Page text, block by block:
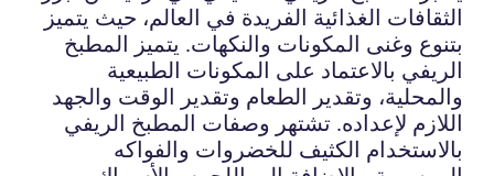
الثقافات الغذائية الفريدة في العالم، حيث يتميز
بتنوع وغنى المكونات والنكهات. يتميز المطبخ
الريفي بالاعتماد على المكونات الطبيعية
والمحلية، وتقدير الطعام وتقدير الوقت والجهد
اللازم لإعداده. تشتهر وصفات المطبخ الريفي
بالاستخدام الكثيف للخضروات والفواكه